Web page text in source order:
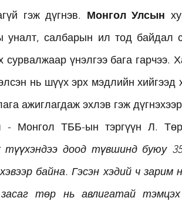
гэж дүгнэв. Монгол Улсын
уналт, салбарын ил тод байдал
сурвалжаар үнэлгээ бага гарчээ.
нь шүүх эрх мэдлийн хийгээд
ажиглагдаж эхлэв гэж
- Монгол ТББ-ын тэргүүн Л.
доод түвшинд буюу
байна. Гэсэн хэдий ч зарим
төр нь авлигатай тэмцэх